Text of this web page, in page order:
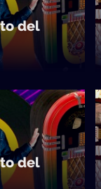
del
del